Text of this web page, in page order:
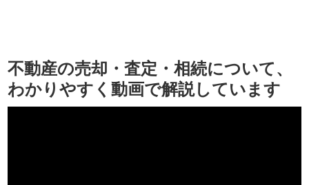
不動産の売却・査定・相続について、
わかりやすく動画で解説しています